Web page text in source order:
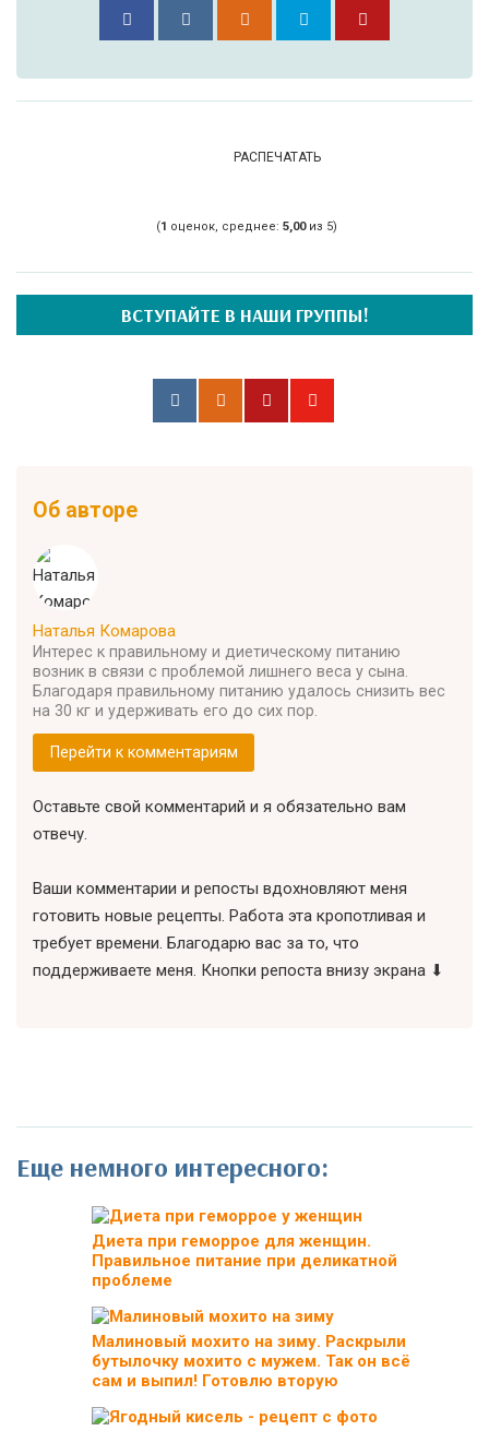
РАСПЕЧАТАТЬ
(1 оценок, среднее: 5,00из 5)
ВСТУПАЙТЕ В НАШИ ГРУППЫ!
Об авторе
Наталья Комарова
Интерес к правильному и диетическому питанию
возник в связи с проблемой лишнего веса у сына.
Благодаря правильному питанию удалось снизить вес
на 30 кг и удерживать его до сих пор.
Перейти к комментариям
Оставьте свой комментарий и я обязательно вам
отвечу.
Ваши комментарии и репосты вдохновляют меня
готовить новые рецепты. Работа эта кропотливая и
требует времени. Благодарю вас за то, что
поддерживаете меня. Кнопки репоста внизу экрана ⬇
Еще немного интересного:
Диета при геморрое для женщин.
Правильное питание при деликатной
проблеме
Малиновый мохито на зиму. Раскрыли
бутылочку мохито с мужем. Так он всё
сам и выпил! Готовлю вторую